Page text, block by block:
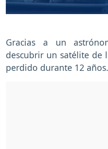
Gracias a un
descubrir un satélite de
perdido durante 12 años.